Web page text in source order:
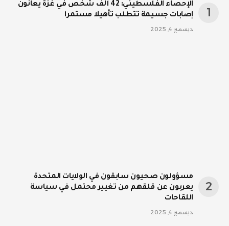
الإحصاء الفلسطيني: 42 ألف شخص في غزة يعانون
إصابات جسيمة تتطلب تأهيلا مستمرا
ديسمبر 4, 2025
مسؤولون صحيون سابقون في الولايات المتحدة
يعربون عن قلقهم من تغيير محتمل في سياسة
اللقاحات
ديسمبر 4, 2025